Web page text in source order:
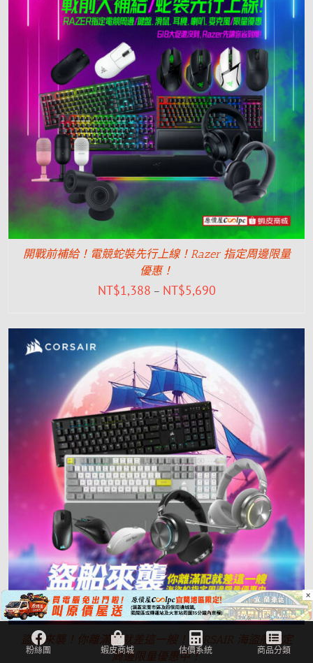
開戰前補給！電競蛇裝先行上線！Razer 指定周邊限量
優惠！
NT$1,388 – NT$5,690
盜船來襲！你離滿配就差這一艘！CORSAIR 海盜船指定
周邊限量優惠中！
×